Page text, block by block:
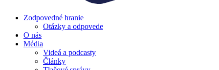
Zodpovedné hranie
Otázky a odpovede
O nás
Média
Videá a podcasty
Články